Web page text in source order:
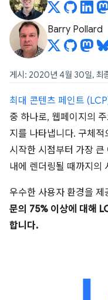
Barry Pollard
게시: 2020년 4월 30일, 최
최대 콘텐츠 페인트
중 하나로, 웹페이지의
지를 나타냅니다. 구체
시작한 시점부터 가장
내에 렌더링될 때까지의
우수한 사용자 환경을 제
문의 75% 이상에 대해
합니다.